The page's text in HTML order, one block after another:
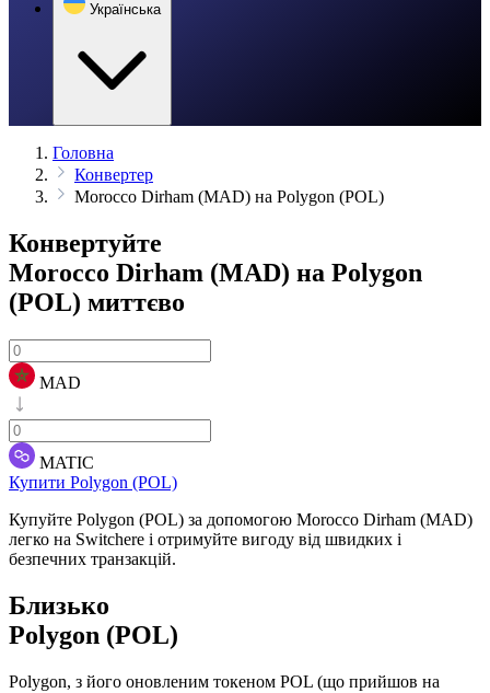
Українська
Головна
Конвертер
Morocco Dirham (MAD) на Polygon (POL)
Конвертуйте
Morocco Dirham (MAD) на Polygon
(POL) миттєво
MAD
MATIC
Купити Polygon (POL)
Купуйте Polygon (POL) за допомогою Morocco Dirham (MAD)
легко на Switchere і отримуйте вигоду від швидких і
безпечних транзакцій.
Близько
Polygon (POL)
Polygon, з його оновленим токеном POL (що прийшов на